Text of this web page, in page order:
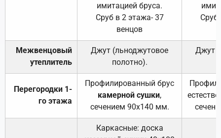
имитацией бруса.
Сруб в 2 этажа- 37
венцов
Сруб
Межвенцовый
утеплитель
Джут (льноджутовое
полотно).
Джут
Перегородки 1-
го этажа
Профилированный брус
камерной сушки,
сечением 90х140 мм.
Каркасные: доска